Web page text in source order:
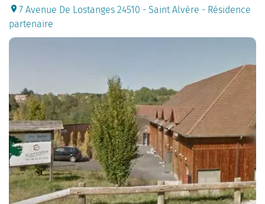
7 Avenue De Lostanges 24510 - Saint Alvère - Résidence
partenaire